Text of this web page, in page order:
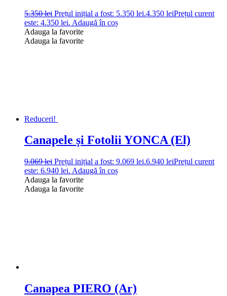
5.350lei Prețul inițial a fost: 5.350 lei.4.350 leiPrețul curent
este: 4.350 lei. Adaugă în coș
Adauga la favorite
Adauga la favorite
Reduceri!
Canapele și Fotolii YONCA (El)
9.069lei Prețul inițial a fost: 9.069 lei.6.940 leiPrețul curent
este: 6.940 lei. Adaugă în coș
Adauga la favorite
Adauga la favorite
Canapea PIERO (Ar)